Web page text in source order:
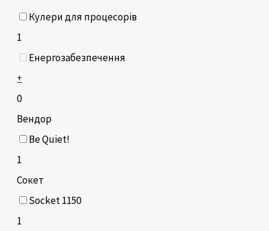
Кулери для процесорів
1
Енергозабезпечення
+
0
Вендор
Be Quiet!
1
Сокет
Socket 1150
1